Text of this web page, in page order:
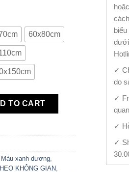
60x80cm
Tượng TL-212 quantity
TO CART
Màu xanh dương
KHÔNG GIAN
✓
do
✓
✓
✓